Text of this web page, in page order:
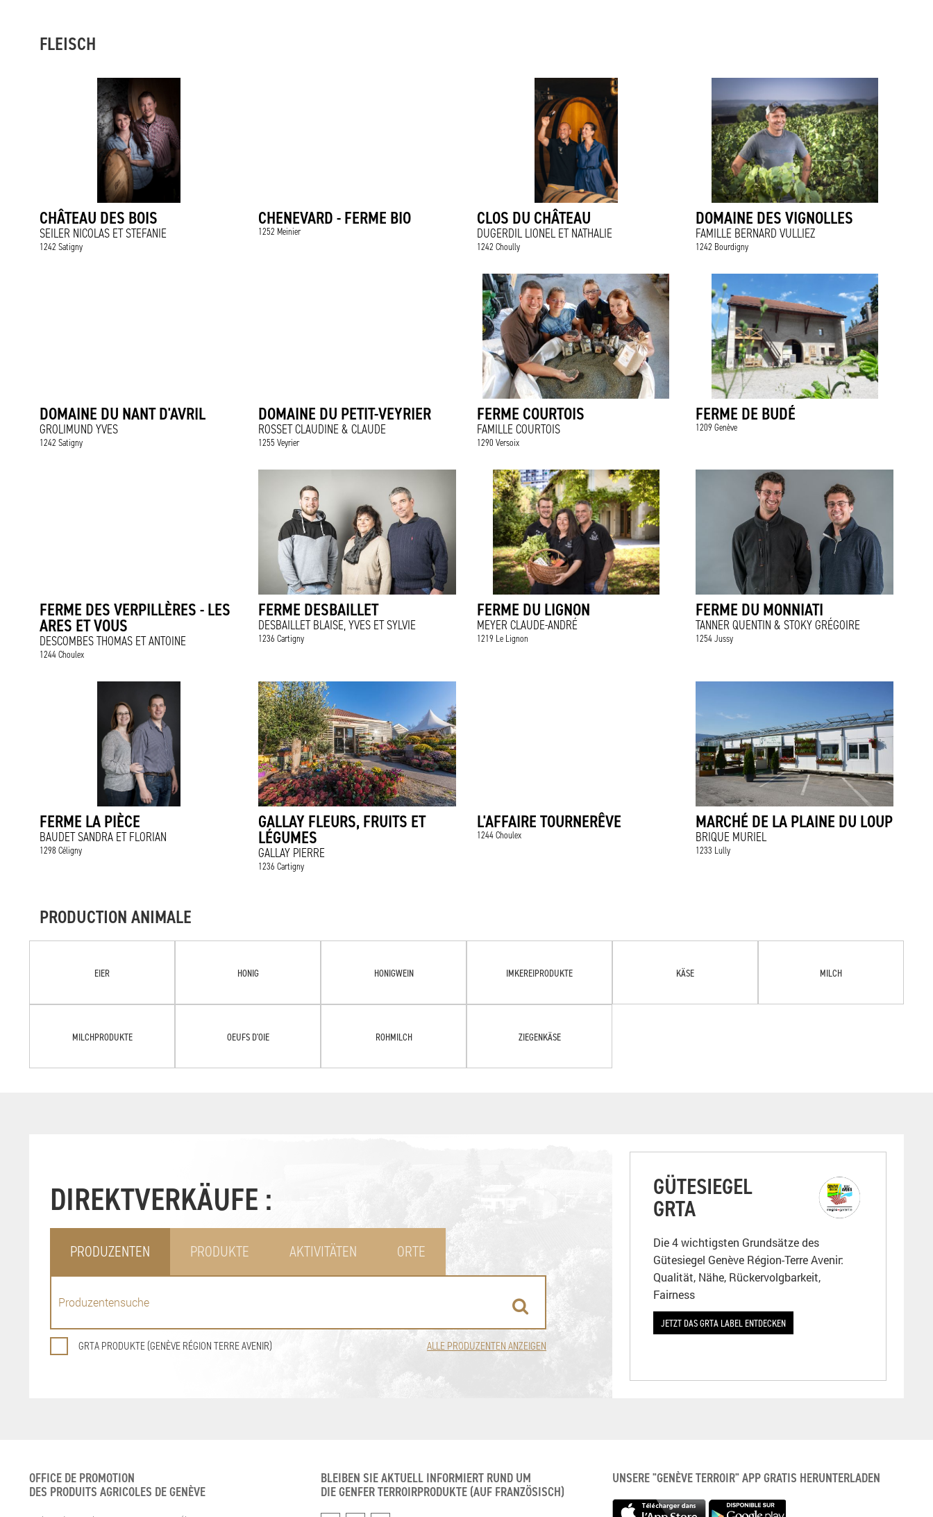
FLEISCH
CHÂTEAU DES BOIS
SEILER NICOLAS ET STEFANIE
1242 Satigny
CHENEVARD - FERME BIO
1252 Meinier
CLOS DU CHÂTEAU
DUGERDIL LIONEL ET NATHALIE
1242 Choully
DOMAINE DES VIGNOLLES
FAMILLE BERNARD VULLIEZ
1242 Bourdigny
DOMAINE DU NANT D'AVRIL
GROLIMUND YVES
1242 Satigny
DOMAINE DU PETIT-VEYRIER
ROSSET CLAUDINE & CLAUDE
1255 Veyrier
FERME COURTOIS
FAMILLE COURTOIS
1290 Versoix
FERME DE BUDÉ
1209 Genève
FERME DES VERPILLÈRES - LES
ARES ET VOUS
DESCOMBES THOMAS ET ANTOINE
1244 Choulex
FERME DESBAILLET
DESBAILLET BLAISE, YVES ET SYLVIE
1236 Cartigny
FERME DU LIGNON
MEYER CLAUDE-ANDRÉ
1219 Le Lignon
FERME DU MONNIATI
TANNER QUENTIN & STOKY GRÉGOIRE
1254 Jussy
FERME LA PIÈCE
BAUDET SANDRA ET FLORIAN
1298 Céligny
GALLAY FLEURS, FRUITS ET
LÉGUMES
GALLAY PIERRE
1236 Cartigny
L'AFFAIRE TOURNERÊVE
1244 Choulex
MARCHÉ DE LA PLAINE DU LOUP
BRIQUE MURIEL
1233 Lully
PRODUCTION ANIMALE
EIER HONIG HONIGWEIN IMKEREIPRODUKTE KÄSE MILCH
MILCHPRODUKTE OEUFS D'OIE ROHMILCH ZIEGENKÄSE
DIREKTVERKÄUFE :
PRODUZENTEN PRODUKTE AKTIVITÄTEN ORTE
GRTA PRODUKTE (GENÈVE RÉGION TERRE AVENIR) ALLE PRODUZENTEN ANZEIGEN
GÜTESIEGEL
GRTA
Die 4 wichtigsten Grundsätze des
Gütesiegel Genève Région-Terre Avenir:
Qualität, Nähe, Rückervolgbarkeit,
Fairness
JETZT DAS GRTA LABEL ENTDECKEN
OFFICE DE PROMOTION
DES PRODUITS AGRICOLES DE GENÈVE
BLEIBEN SIE AKTUELL INFORMIERT RUND UM
DIE GENFER TERROIRPRODUKTE (AUF FRANZÖSISCH)
UNSERE "GENÈVE TERROIR" APP GRATIS HERUNTERLADEN